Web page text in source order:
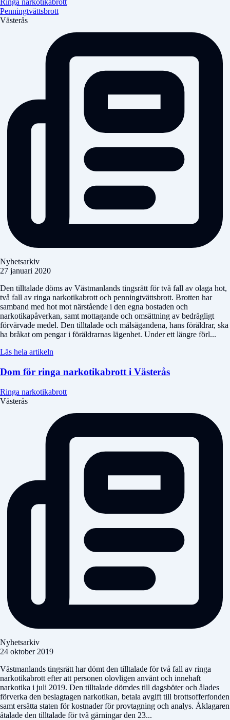
Ringa narkotikabrott
Penningtvättsbrott
Västerås
Nyhetsarkiv
27 januari 2020
Den tilltalade döms av Västmanlands tingsrätt för två fall av olaga hot,
två fall av ringa narkotikabrott och penningtvättsbrott. Brotten har
samband med hot mot närstående i den egna bostaden och
narkotikapåverkan, samt mottagande och omsättning av bedrägligt
förvärvade medel. Den tilltalade och målsägandena, hans föräldrar, ska
ha bråkat om pengar i föräldrarnas lägenhet. Under ett längre förl...
Läs hela artikeln
Dom för ringa narkotikabrott i Västerås
Ringa narkotikabrott
Västerås
Nyhetsarkiv
24 oktober 2019
Västmanlands tingsrätt har dömt den tilltalade för två fall av ringa
narkotikabrott efter att personen olovligen använt och innehaft
narkotika i juli 2019. Den tilltalade dömdes till dagsböter och ålades
förverka den beslagtagen narkotikan, betala avgift till brottsofferfonden
samt ersätta staten för kostnader för provtagning och analys. Åklagaren
åtalade den tilltalade för två gärningar den 23...